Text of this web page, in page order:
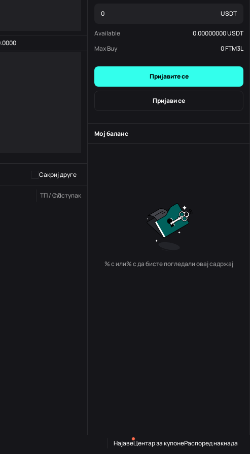
-
Сакриј друге
ТП / СЛпоступак
USDT
Available 0.00000000USDT
Max Buy
0FTM3L
Пријавите се
Пријави се
Мој баланс
% с или% с да бисте погледали овај садржај
НајавеЦентар за купонеРаспоред накнада